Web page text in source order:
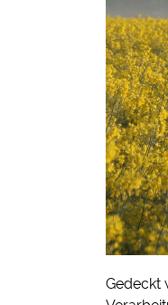
Gedeckt